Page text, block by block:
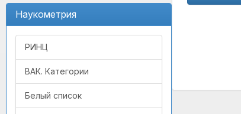
Наукометрия
РИНЦ
ВАК. Категории
Белый список